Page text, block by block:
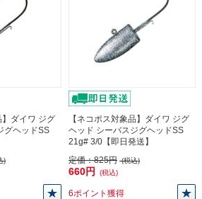
】ダイワ ジグ
グヘッドSS
)
【ネコポス対象品】ダイワ ジグ
ヘッド シーバスジグヘッドSS
21g# 3/0【即日発送】
定価：825円 (税込)
660円 (税込)
6ポイント獲得